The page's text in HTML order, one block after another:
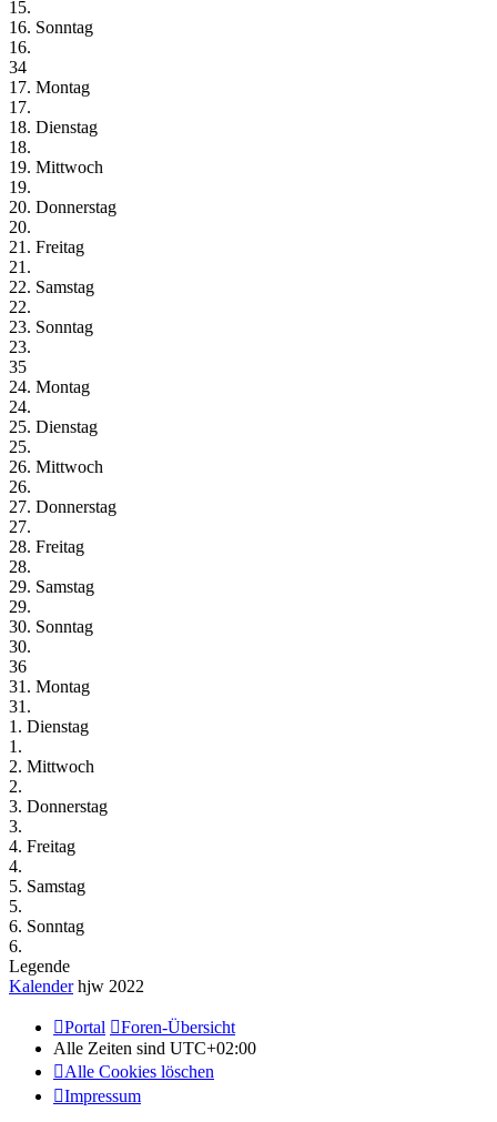
15.
16. Sonntag
16.
34
17. Montag
17.
18. Dienstag
18.
19. Mittwoch
19.
20. Donnerstag
20.
21. Freitag
21.
22. Samstag
22.
23. Sonntag
23.
35
24. Montag
24.
25. Dienstag
25.
26. Mittwoch
26.
27. Donnerstag
27.
28. Freitag
28.
29. Samstag
29.
30. Sonntag
30.
36
31. Montag
31.
1. Dienstag
1.
2. Mittwoch
2.
3. Donnerstag
3.
4. Freitag
4.
5. Samstag
5.
6. Sonntag
6.
Legende
Kalenderhjw 2022
Portal
Foren-Übersicht
Alle Zeiten sind UTC+02:00
Alle Cookies löschen
Impressum